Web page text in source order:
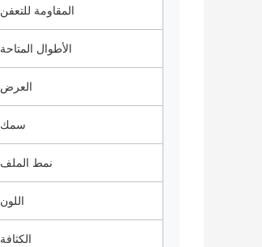
المقاومة للتعفن
الأطوال المتاحة
العرض
سمك
نمط الملف
اللون
الكثافة